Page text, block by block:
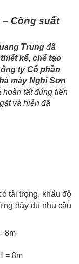
Công suất
Trung đã
kế, chế tạo
ty Cổ phần
máy Nghi Sơn
tất đúng tiến
và hiện đã
tải trọng, khẩu độ
đầy đủ nhu cầu
8m
= 8m